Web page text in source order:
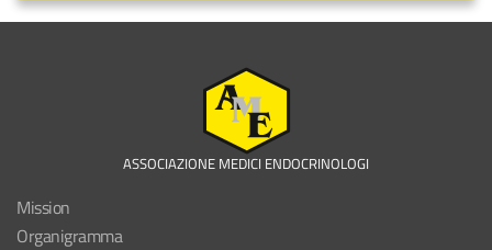
ASSOCIAZIONE MEDICI ENDOCRINOLOGI
Mission
Organigramma